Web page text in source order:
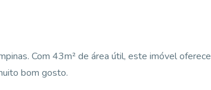
Com 43m² de área útil, este imóvel oferece
bom gosto.